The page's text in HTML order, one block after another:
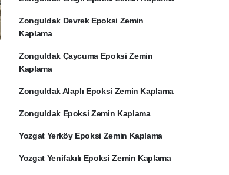
Zonguldak Devrek Epoksi Zemin
Kaplama
Zonguldak Çaycuma Epoksi Zemin
Kaplama
Zonguldak Alaplı Epoksi Zemin Kaplama
Zonguldak Epoksi Zemin Kaplama
Yozgat Yerköy Epoksi Zemin Kaplama
Yozgat Yenifakılı Epoksi Zemin Kaplama